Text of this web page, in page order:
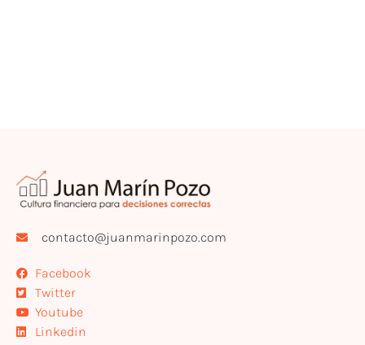
contacto@juanmarinpozo.com
Facebook
Twitter
Youtube
Linkedin